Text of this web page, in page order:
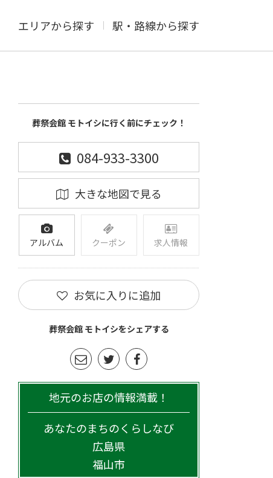
エリアから探す 駅・路線から探す
葬祭会館 モトイシに行く前にチェック！
084-933-3300
大きな地図で見る
アルバム クーポン 求人情報
お気に入りに追加
葬祭会館 モトイシをシェアする
地元のお店の情報満載！
あなたのまちのくらしなび
広島県
福山市